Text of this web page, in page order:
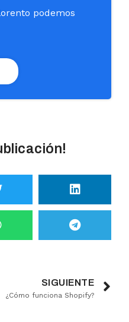
podemos
SIGUIENTE
¿Cómo funciona Shopify?